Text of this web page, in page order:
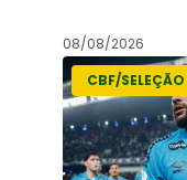
08/08/2026
CBF/SELEÇÃO